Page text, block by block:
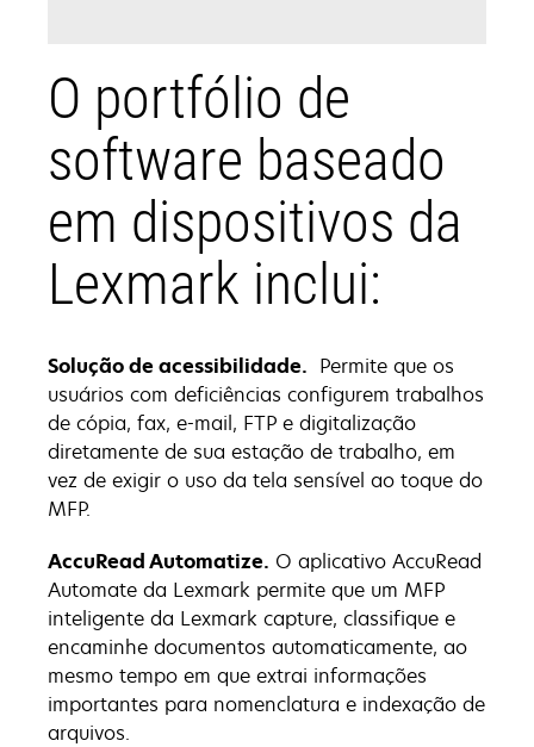
O portfólio de
software baseado
em dispositivos da
Lexmark inclui:
Solução de acessibilidade. Permite que os
usuários com deficiências configurem trabalhos
de cópia, fax, e-mail, FTP e digitalização
diretamente de sua estação de trabalho, em
vez de exigir o uso da tela sensível ao toque do
MFP.
AccuRead Automatize. O aplicativo AccuRead
Automate da Lexmark permite que um MFP
inteligente da Lexmark capture, classifique e
encaminhe documentos automaticamente, ao
mesmo tempo em que extrai informações
importantes para nomenclatura e indexação de
arquivos.